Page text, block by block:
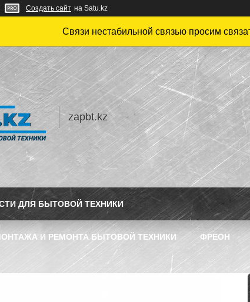
Создать сайт на Satu.kz
Связи нестабильной связью просим
zapbt.kz
ДЛЯ БЫТОВОЙ ТЕХНИКИ
И РЕМОНТА БЫТОВОЙ ТЕХНИКИ ФРЕОН